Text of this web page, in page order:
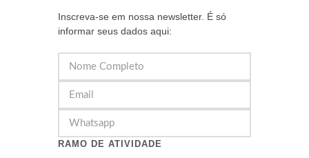
Inscreva-se em nossa newsletter. É só
informar seus dados aqui:
RAMO DE ATIVIDADE